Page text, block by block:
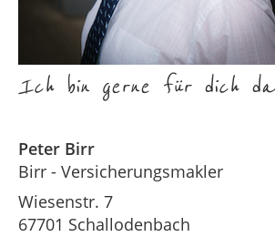
Ich bin gerne für dich da
Peter Birr
Birr - Versicherungsmakler
Wiesenstr. 7
67701 Schallodenbach